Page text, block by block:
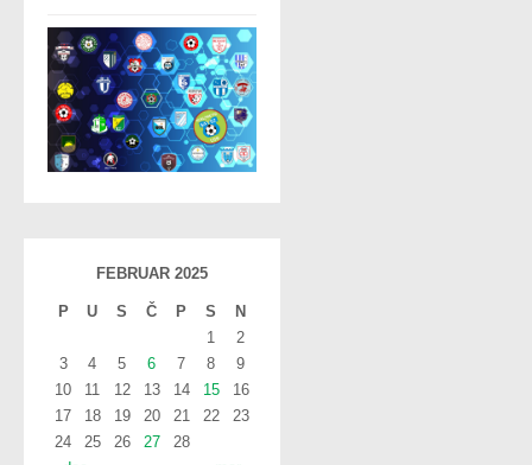
FEBRUAR 2025
P U S Č P S N
1
2
3
4 5 6 7 8
9
10
11 12 13 14 15
16
17
18 19 20 21 22
23
24
25 26 27 28